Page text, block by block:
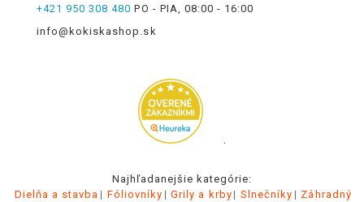
+421 950 308 480 PO - PIA, 08:00 - 16:00
info@kokiskashop.sk
.
Najhľadanejšie kategórie:
Dielňa a stavba
Fóliovníky Grily a krby Slnečníky Záhradný